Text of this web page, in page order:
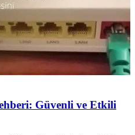
Güvenli ve Etkili